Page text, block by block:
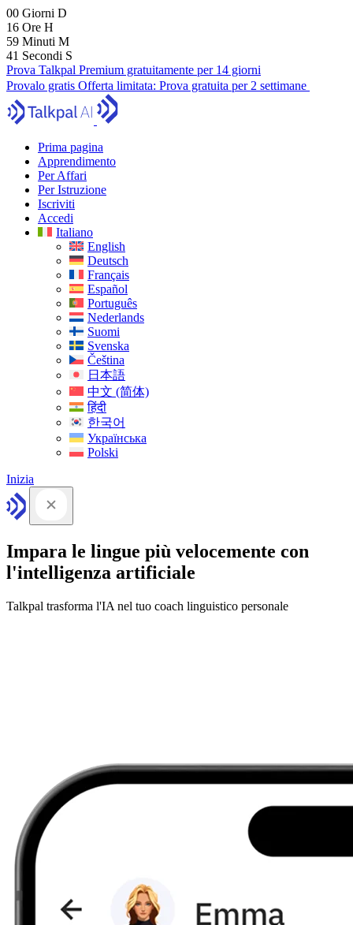
00 Giorni D
16 Ore H
59 Minuti M
40 Secondi S
Prova Talkpal Premium gratuitamente per 14 giorni
Provalo gratis Offerta limitata: Prova gratuita per 2 settimane
Prima pagina
Apprendimento
Per Affari
Per Istruzione
Iscriviti
Accedi
Italiano
English
Deutsch
Français
Español
Português
Nederlands
Suomi
Svenska
Čeština
日本語
中文 (简体)
हिंदी
한국어
Українська
Polski
Inizia
Impara le lingue più velocemente con
l'intelligenza artificiale
Talkpal trasforma l'IA nel tuo coach linguistico personale